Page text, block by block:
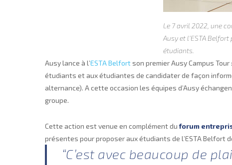
Le 7 avril 2022, une
Ausy et l’ESTA
étudiants.
Ausy lance à l’ESTA Belfortson premier Ausy Campus
étudiants et aux étudiantes de candidater de façon
alternance). A cette occasion les équipes d’Ausy
groupe.
Cette action est venue en complément duforum
présentes pour proposer aux étudiants de l’ESTA Belfort
“C’est avec beaucoup de